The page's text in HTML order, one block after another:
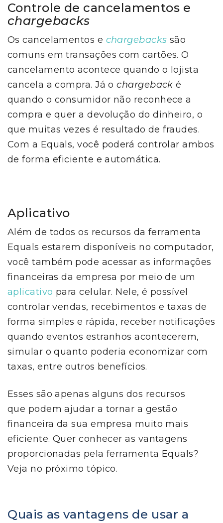
Controle de cancelamentos e
chargebacks
Os cancelamentos e chargebacks são
comuns em transações com cartões. O
cancelamento acontece quando o lojista
cancela a compra. Já ochargebacké
quando o consumidor não reconhece a
compra e quer a devolução do dinheiro, o
que muitas vezes é resultado de fraudes.
Com a Equals, você poderá controlar ambos
de forma eficiente e automática.
Aplicativo
Além de todos os recursos da ferramenta
Equals estarem disponíveis no computador,
você também pode acessar as informações
financeiras da empresa por meio de um
aplicativo para celular. Nele, é possível
controlar vendas, recebimentos e taxas de
forma simples e rápida, receber notificações
quando eventos estranhos acontecerem,
simular o quanto poderia economizar com
taxas, entre outros benefícios.
Esses são apenas alguns dos recursos
que podem ajudar a tornar a gestão
financeira da sua empresa muito mais
eficiente. Quer conhecer as vantagens
proporcionadas pela ferramenta Equals?
Veja no próximo tópico.
Quais as vantagens de usar a